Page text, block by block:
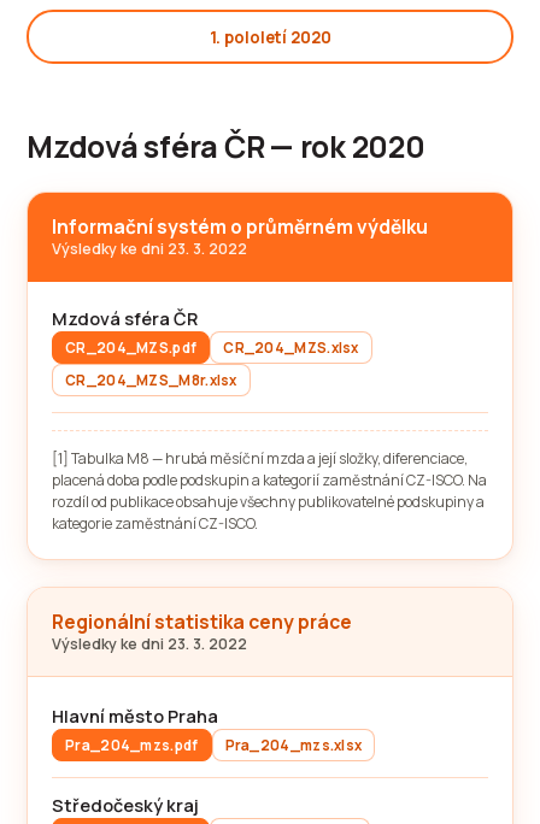
1. pololetí 2020
Mzdová sféra ČR — rok 2020
Informační systém o průměrném výdělku
Výsledky ke dni 23. 3. 2022
Mzdová sféra ČR
CR_204_MZS.pdf
CR_204_MZS.xlsx
CR_204_MZS_M8r.xlsx
[1] Tabulka M8 — hrubá měsíční mzda a její složky, diferenciace,
placená doba podle podskupin a kategorií zaměstnání CZ-ISCO. Na
rozdíl od publikace obsahuje všechny publikovatelné podskupiny a
kategorie zaměstnání CZ-ISCO.
Regionální statistika ceny práce
Výsledky ke dni 23. 3. 2022
Hlavní město Praha
Pra_204_mzs.pdf Pra_204_mzs.xlsx
Středočeský kraj